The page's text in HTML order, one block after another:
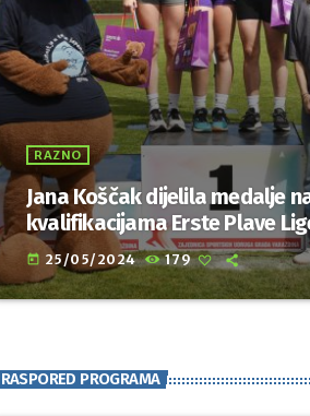
RAZNO
Jana Koščak dijelila medalje
kvalifikacijama Erste Plave
today 25/05/2024 179
RASPORED PROGRAMA